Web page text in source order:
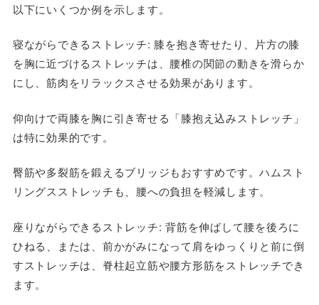
以下にいくつか例を示します。
寝ながらできるストレッチ: 膝を抱き寄せたり、片方の膝
を胸に近づけるストレッチは、腰椎の関節の動きを滑らか
にし、筋肉をリラックスさせる効果があります。
仰向けで両膝を胸に引き寄せる「膝抱え込みストレッチ」
は特に効果的です。
臀筋や多裂筋を鍛えるブリッジもおすすめです。ハムスト
リングスストレッチも、腰への負担を軽減します。
座りながらできるストレッチ: 背筋を伸ばして腰を後ろに
ひねる、または、前かがみになって肩をゆっくりと前に倒
すストレッチは、脊柱起立筋や腰方形筋をストレッチでき
ます。